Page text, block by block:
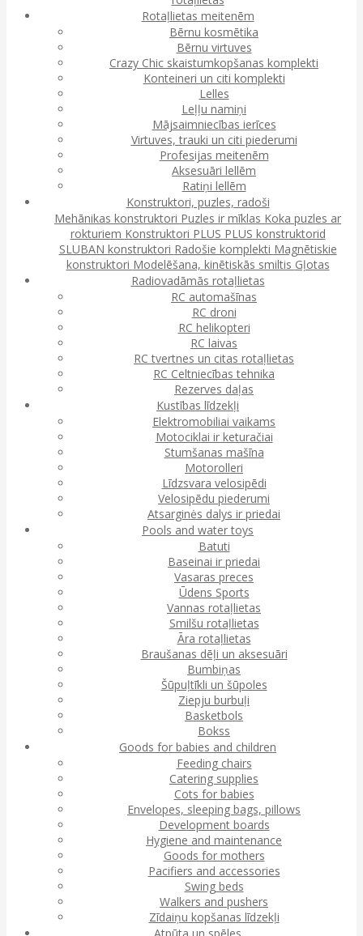
Rotaļlietas meitenēm
Bērnu kosmētika
Bērnu virtuves
Crazy Chic skaistumkopšanas komplekti
Konteineri un citi komplekti
Lelles
Leļļu namiņi
Mājsaimniecības ierīces
Virtuves, trauki un citi piederumi
Profesijas meitenēm
Aksesuāri lellēm
Ratiņi lellēm
Konstruktori, puzles, radoši
Mehānikas konstruktori Puzles ir mīklas Koka puzles ar
rokturiem Konstruktori PLUS PLUS konstruktorid
SLUBAN konstruktori Radošie komplekti Magnētiskie
konstruktori Modelēšana, kinētiskās smiltis Gļotas
Radiovadāmās rotaļlietas
RC automašīnas
RC droni
RC helikopteri
RC laivas
RC tvertnes un citas rotaļlietas
RC Celtniecības tehnika
Rezerves daļas
Kustības līdzekļi
Elektromobiliai vaikams
Motociklai ir keturačiai
Stumšanas mašīna
Motorolleri
Līdzsvara velosipēdi
Velosipēdu piederumi
Atsarginės dalys ir priedai
Pools and water toys
Batuti
Baseinai ir priedai
Vasaras preces
Ūdens Sports
Vannas rotaļlietas
Smilšu rotaļlietas
Āra rotaļlietas
Braušanas dēļi un aksesuāri
Bumbiņas
Šūpuļtīkli un šūpoles
Ziepju burbuļi
Basketbols
Bokss
Goods for babies and children
Feeding chairs
Catering supplies
Cots for babies
Envelopes, sleeping bags, pillows
Development boards
Hygiene and maintenance
Goods for mothers
Pacifiers and accessories
Swing beds
Walkers and pushers
Zīdaiņu kopšanas līdzekļi
Atpūta un spēles